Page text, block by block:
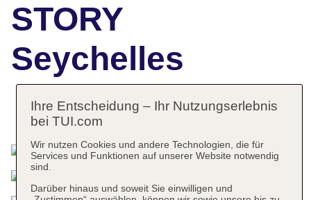
STORY
Seychelles
Das bietet Ihre Unterkunft
Ihre Entscheidung – Ihr Nutzungserlebnis
bei TUI.com
Wir nutzen Cookies und andere Technologien, die für
Services und Funktionen auf unserer Website notwendig
sind.
Darüber hinaus und soweit Sie einwilligen und